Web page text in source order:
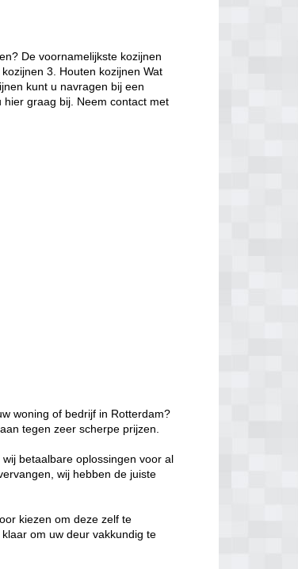
De voornamelijkste kozijnen
3. Houten kozijnen Wat
kunt u navragen bij een
graag bij. Neem contact met
woning of bedrijf in Rotterdam?
tegen zeer scherpe prijzen.
betaalbare oplossingen voor al
wij hebben de juiste
kiezen om deze zelf te
om uw deur vakkundig te